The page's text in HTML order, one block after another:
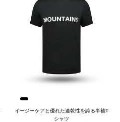
イージーケアと優れた速乾性を誇る半袖T
シャツ